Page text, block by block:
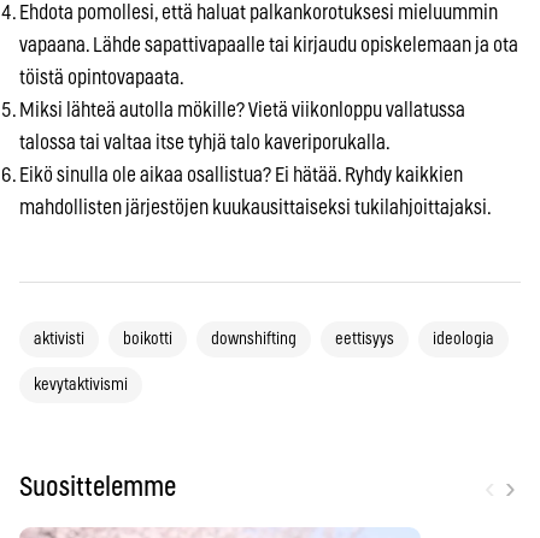
Ehdota pomollesi, että haluat palkankorotuksesi mieluummin
vapaana. Lähde sapattivapaalle tai kirjaudu opiskelemaan ja ota
töistä opintovapaata.
Miksi lähteä autolla mökille? Vietä viikonloppu vallatussa
talossa tai valtaa itse tyhjä talo kaveriporukalla.
Eikö sinulla ole aikaa osallistua? Ei hätää. Ryhdy kaikkien
mahdollisten järjestöjen kuukausittaiseksi tukilahjoittajaksi.
aktivisti boikotti downshifting eettisyys ideologia
kevytaktivismi
Suosittelemme ›